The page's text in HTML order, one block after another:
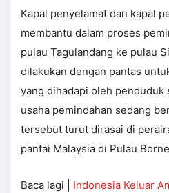
Kapal penyelamat dan kapal
membantu dalam proses
pulau Tagulandang ke pulau
dilakukan dengan pantas
yang dihadapi oleh penduduk
usaha pemindahan sedang
tersebut turut dirasai di
pantai Malaysia di Pulau
Baca lagi | Indonesia Keluar